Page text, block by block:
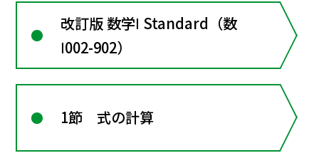
改訂版 数学Ⅰ Standard（数
Ⅰ002-902）
1節 式の計算